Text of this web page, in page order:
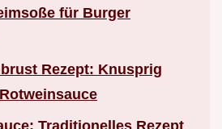
für Burger
Rezept: Knusprig